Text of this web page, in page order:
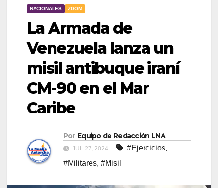
NACIONALES ZOOM
La Armada de
Venezuela lanza un
misil antibuque iraní
CM-90 en el Mar
Caribe
Por Equipo de Redacción LNA
JUL 27, 2024 #Ejercicios,
#Militares, #Misil